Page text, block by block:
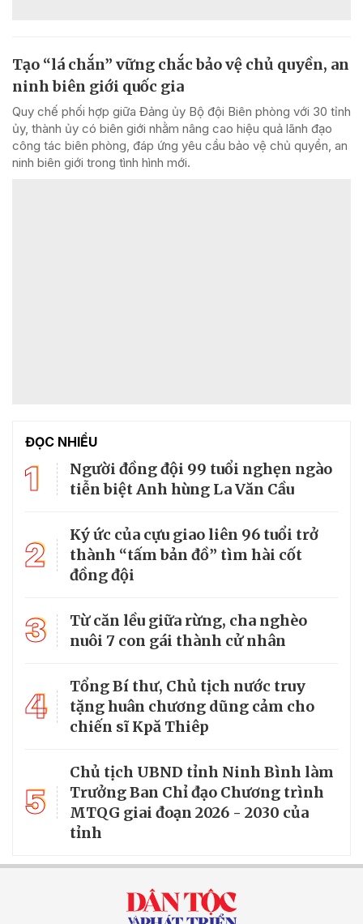
Tạo “lá chắn” vững chắc bảo vệ chủ quyền, an
ninh biên giới quốc gia
Quy chế phối hợp giữa Đảng ủy Bộ đội Biên phòng với 30 tỉnh
ủy, thành ủy có biên giới nhằm nâng cao hiệu quả lãnh đạo
công tác biên phòng, đáp ứng yêu cầu bảo vệ chủ quyền, an
ninh biên giới trong tình hình mới.
ĐỌC NHIỀU
1
Người đồng đội 99 tuổi nghẹn ngào
tiễn biệt Anh hùng La Văn Cầu
2
Ký ức của cựu giao liên 96 tuổi trở
thành “tấm bản đồ” tìm hài cốt
đồng đội
3
Từ căn lều giữa rừng, cha nghèo
nuôi 7 con gái thành cử nhân
4
Tổng Bí thư, Chủ tịch nước truy
tặng huân chương dũng cảm cho
chiến sĩ Kpă Thiêp
5
Chủ tịch UBND tỉnh Ninh Bình làm
Trưởng Ban Chỉ đạo Chương trình
MTQG giai đoạn 2026 - 2030 của
tỉnh